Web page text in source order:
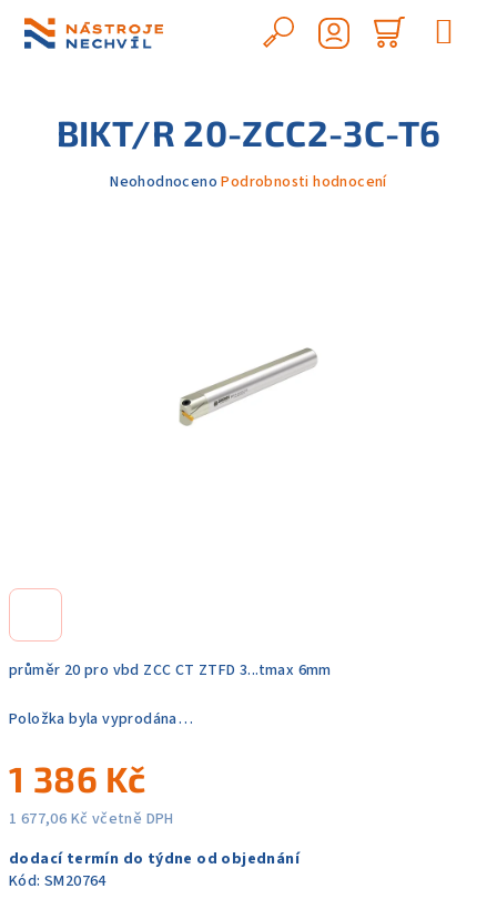
obsah
Hledat
košík
průměr 20 pro vbd ZCC CT ZTFD 3...tmax 6mm
Položka byla vyprodána…
1 386 Kč
1 677,06 Kč včetně DPH
cena:
dodací termín do týdne od objednání
Kód: SM20764
BIKT/R 20-ZCC2-3C-T6
Průměrné
Neohodnoceno Podrobnosti hodnocení